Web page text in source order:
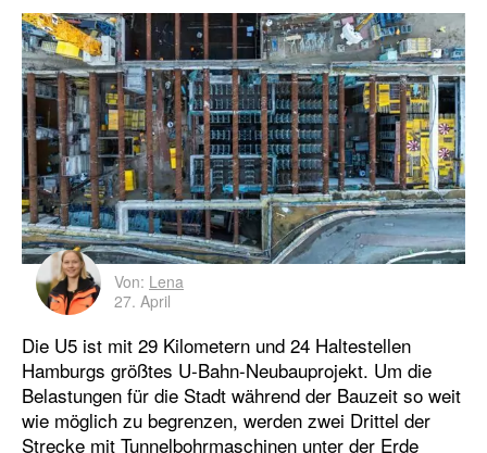
Von: Lena
27. April
Die U5 ist mit 29 Kilometern und 24 Haltestellen
Hamburgs größtes U-Bahn-Neubauprojekt. Um die
Belastungen für die Stadt während der Bauzeit so weit
wie möglich zu begrenzen, werden zwei Drittel der
Strecke mit Tunnelbohrmaschinen unter der Erde